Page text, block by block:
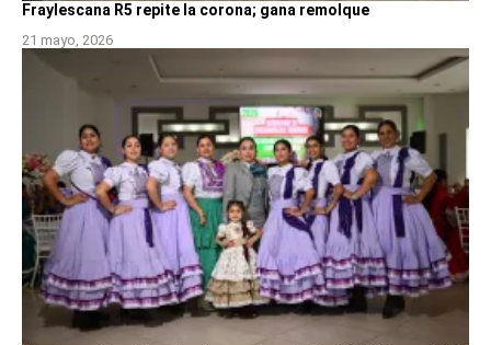
Fraylescana R5 repite la corona; gana remolque
21 mayo, 2026